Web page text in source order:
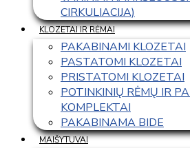
CIRKULIACIJA)
KLOZETAI IR RĖMAI
PAKABINAMI KLOZETAI
PASTATOMI KLOZETAI
PRISTATOMI KLOZETAI
POTINKINIŲ RĖMŲ IR
KOMPLEKTAI
PAKABINAMA BIDE
MAIŠYTUVAI